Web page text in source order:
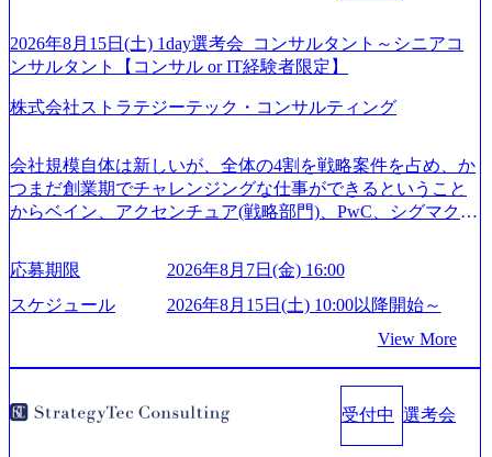
2026年8月15日(土) 1day選考会_コンサルタント～シニアコ
ンサルタント【コンサル or IT経験者限定】
株式会社ストラテジーテック・コンサルティング
会社規模自体は新しいが、全体の4割を戦略案件を占め、か
つまだ創業期でチャレンジングな仕事ができるということ
からベイン、アクセンチュア(戦略部門)、PwC、シグマクシ
が続々ジョインするピュアな戦略を伸ばす新興ファーム。
事業会社機能へ携われる可能性※SaaSプロダクト、地方創
生、メディアなど リモート比率99%、福岡や北海道在中者
業、通信業界に強みがあり、ヘルスケアな業界は広げてい
く予定 インセンティブ支給という他社にはない制度 ワンプ
始～ 2026年8月7日(金) 16:00 ※枠が限られておりますので、
ご応募いただいてもご対応できない可能性がございます ※
応募期限
2026年8月7日(金) 16:00
スケジュール
2026年8月15日(土) 10:00以降開始～
View More
受付中 選考会